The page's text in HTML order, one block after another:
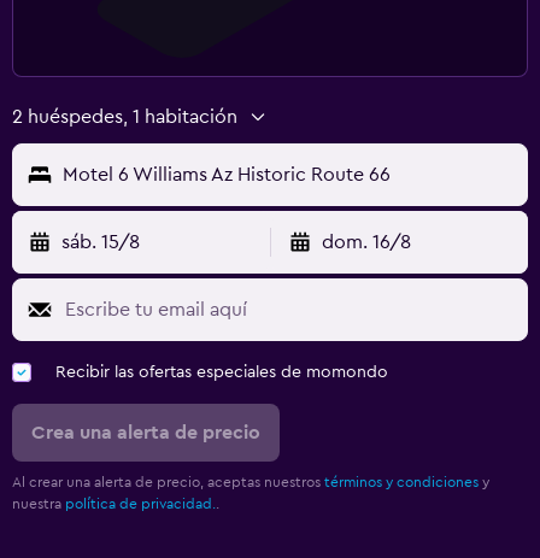
2 huéspedes, 1 habitación
Motel 6 Williams Az Historic Route 66
sáb. 15/8 dom. 16/8
Recibir las ofertas especiales de momondo
Crea una alerta de precio
Al crear una alerta de precio, aceptas nuestros términos y condiciones y
nuestra política de privacidad.